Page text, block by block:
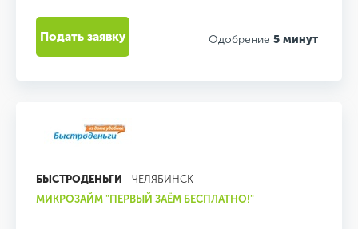
Одобрение 5 минут
Подать заявку
БЫСТРОДЕНЬГИ - ЧЕЛЯБИНСК
МИКРОЗАЙМ "ПЕРВЫЙ ЗАЁМ БЕСПЛАТНО!"